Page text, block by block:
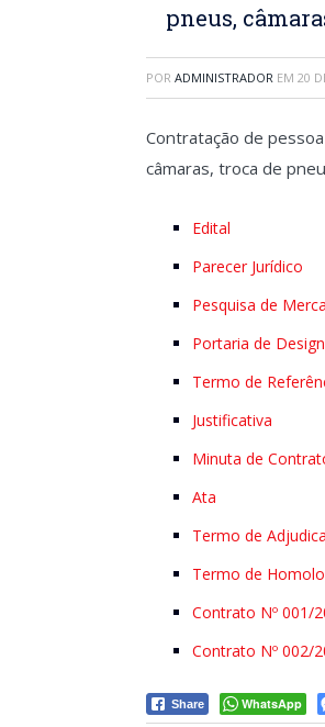
pneus,
POR ADMINISTRADOR EM 20
Contratação de
câmaras, troca de
Edital
Parecer Jurídico
Pesquisa de
Portaria de
Termo de
Justificativa
Minuta de
Ata
Termo de
Termo de
Contrato Nº 001/
Contrato Nº 002/
Share WhatsApp